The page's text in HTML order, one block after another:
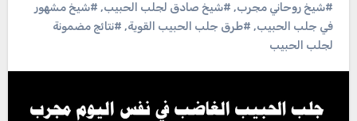
#شيخ روحاني مجرب, #شيخ صادق لجلب الحبيب, #شيخ مشهور
في جلب الحبيب, #طرق جلب الحبيب القوية, #نتائج مضمونة
لجلب الحبيب